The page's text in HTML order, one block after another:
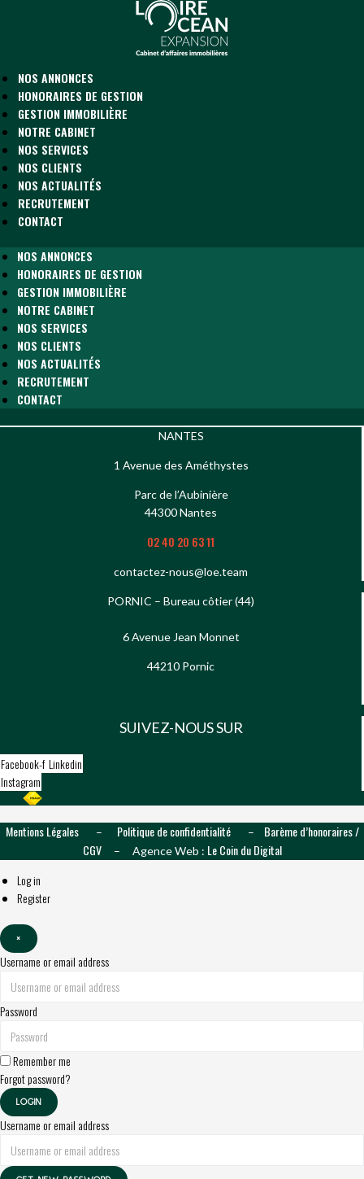
NOS ANNONCES
HONORAIRES DE GESTION
GESTION IMMOBILIÈRE
NOTRE CABINET
NOS SERVICES
NOS CLIENTS
NOS ACTUALITÉS
RECRUTEMENT
CONTACT
NOS ANNONCES
HONORAIRES DE GESTION
GESTION IMMOBILIÈRE
NOTRE CABINET
NOS SERVICES
NOS CLIENTS
NOS ACTUALITÉS
RECRUTEMENT
CONTACT
NANTES
1 Avenue des Améthystes
Parc de l’Aubinière
44300 Nantes
02 40 20 63 11
contactez-nous@loe.team
PORNIC – Bureau côtier (44)
6 Avenue Jean Monnet
44210 Pornic
SUIVEZ-NOUS SUR
Facebook-f Linkedin
Instagram
Mentions Légales– Politique de confidentialité– Barème d’honoraires /
CGV– Agence Web : Le Coin du Digital
Log in
Register
×
Username or email address
Password
Remember me
Forgot password?
LOGIN
Username or email address